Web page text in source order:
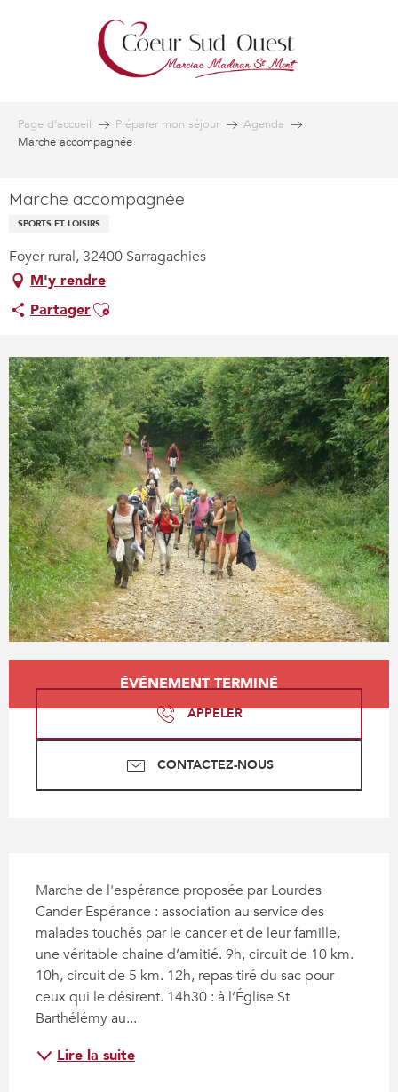
Page d’accueil Préparer mon séjour
Agenda
Marche accompagnée
Marche accompagnée
SPORTS ET LOISIRS
Foyer rural, 32400 Sarragachies
M'y rendre
PartagerAjouter aux favoris
Ouverture et coordonnées
ÉVÉNEMENT TERMINÉ
APPELER
CONTACTEZ-NOUS
Marche de l'espérance proposée par Lourdes
Cander Espérance : association au service des
malades touchés par le cancer et de leur famille,
une véritable chaine d’amitié. 9h, circuit de 10 km.
10h, circuit de 5 km. 12h, repas tiré du sac pour
ceux qui le désirent. 14h30 : à l’Église St
Barthélémy au...
Lire la suite